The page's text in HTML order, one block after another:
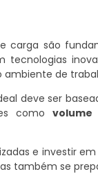
carga são
tecnologias
ambiente de
deve ser
como
e investir
também se